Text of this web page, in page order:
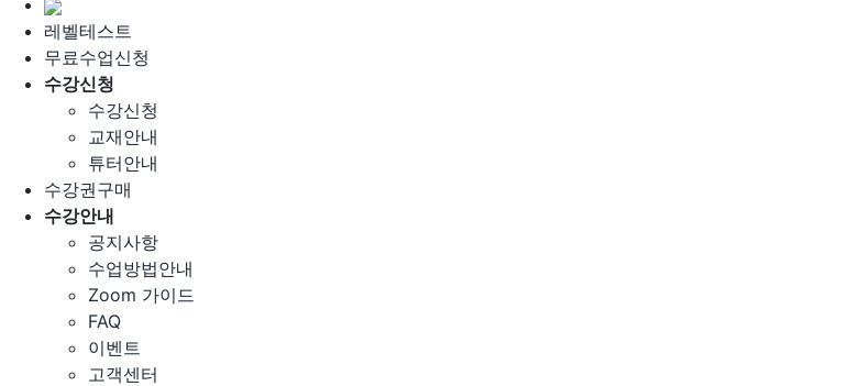
레벨테스트
무료수업신청
수강신청
수강신청
교재안내
튜터안내
수강권구매
수강안내
공지사항
수업방법안내
Zoom 가이드
FAQ
이벤트
고객센터